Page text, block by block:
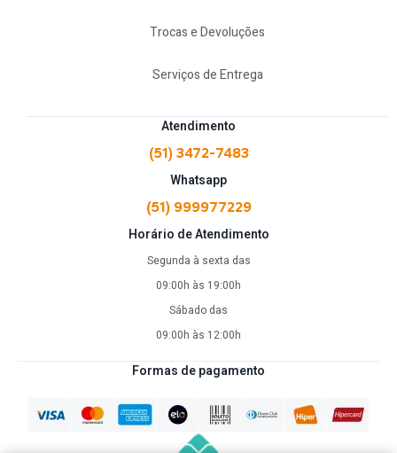
Atendimento
(51) 3472-7483
Whatsapp
(51) 999977229
Horário de Atendimento
Segunda à sexta das
09:00h às 19:00h
Sábado das
09:00h às 12:00h
Trocas e Devoluções
Serviços de Entrega
Formas de pagamento